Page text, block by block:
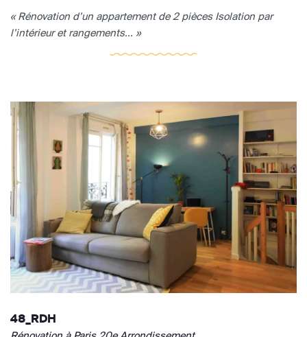
« Rénovation d’un appartement de 2 pièces Isolation par
l’intérieur et rangements... »
48_RDH